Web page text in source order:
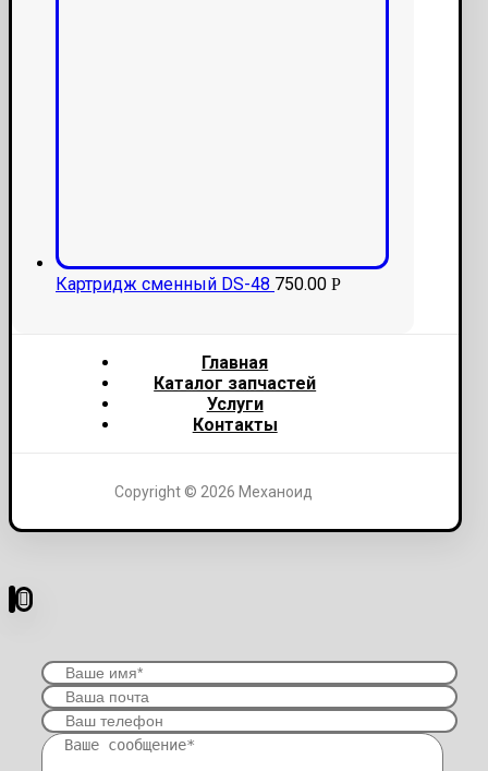
Картридж сменный DS-48 750.00 Р
Главная
Каталог запчастей
Услуги
Контакты
Copyright © 2026 Механоид